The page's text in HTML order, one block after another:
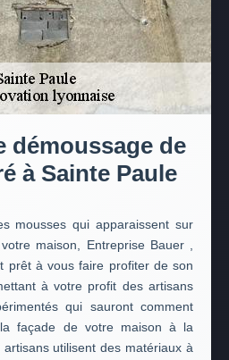
démoussage de
à Sainte Paule
mousses qui apparaissent sur
maison, Entreprise Bauer ,
prêt à vous faire profiter de son
à votre profit des artisans
qui sauront comment
façade de votre maison à la
utilisent des matériaux à